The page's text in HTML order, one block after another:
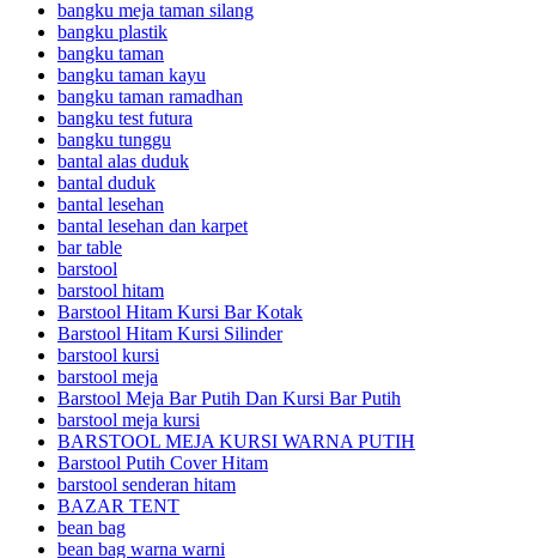
bangku meja taman silang
bangku plastik
bangku taman
bangku taman kayu
bangku taman ramadhan
bangku test futura
bangku tunggu
bantal alas duduk
bantal duduk
bantal lesehan
bantal lesehan dan karpet
bar table
barstool
barstool hitam
Barstool Hitam Kursi Bar Kotak
Barstool Hitam Kursi Silinder
barstool kursi
barstool meja
Barstool Meja Bar Putih Dan Kursi Bar Putih
barstool meja kursi
BARSTOOL MEJA KURSI WARNA PUTIH
Barstool Putih Cover Hitam
barstool senderan hitam
BAZAR TENT
bean bag
bean bag warna warni